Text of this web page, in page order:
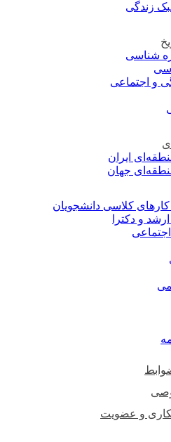
زندگی
شناسی
و اجتماعی
ایران
جهان
کارهای کلاسی دانشجویان
و دکترا
و عضویت